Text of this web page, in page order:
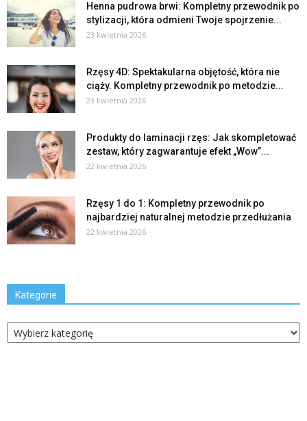
Henna pudrowa brwi: Kompletny przewodnik po
stylizacji, która odmieni Twoje spojrzenie...
23 kwietnia 2026
Rzęsy 4D: Spektakularna objętość, która nie
ciąży. Kompletny przewodnik po metodzie...
23 kwietnia 2026
Produkty do laminacji rzęs: Jak skompletować
zestaw, który zagwarantuje efekt „Wow”...
22 kwietnia 2026
Rzęsy 1 do 1: Kompletny przewodnik po
najbardziej naturalnej metodzie przedłużania
22 kwietnia 2026
Kategorie
Kategorie